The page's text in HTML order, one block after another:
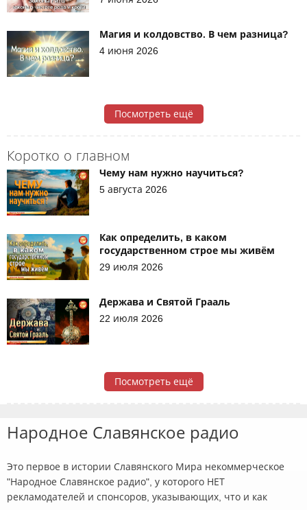
Коротко о главном
Чему нам нужно научиться?
5 августа 2026
Как определить, в каком
государственном строе мы живём
29 июля 2026
Держава и Святой Грааль
22 июля 2026
Посмотреть ещё
Магия и колдовство. В чем разница?
4 июня 2026
Посмотреть ещё
Народное Славянское радио
Это первое в истории Славянского Мира некоммерческое
"Народное Славянское радио", у которого НЕТ
рекламодателей и спонсоров, указывающих, что и как